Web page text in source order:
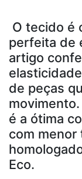
O tecido é
perfeita de
artigo
de peças
é a ótima
com menor
Eco.